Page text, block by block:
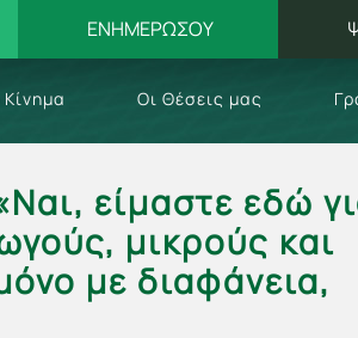
ΕΝΗΜΕΡΩΣΟΥ
Κίνημα Οι Θέσεις μας
είμαστε εδώ
μικρούς και
με διαφάνεια,